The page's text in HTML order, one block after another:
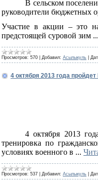
В сельском
руководители бюджетных
Участие в акции – это
предстоящей суровой зим ...
Просмотров: 570 Добавил: Асылыкуль
4 октября 2013 года
4 октября 2013
тренировка по
условиях военного в ...
Просмотров: 537 Добавил: Асылыкуль